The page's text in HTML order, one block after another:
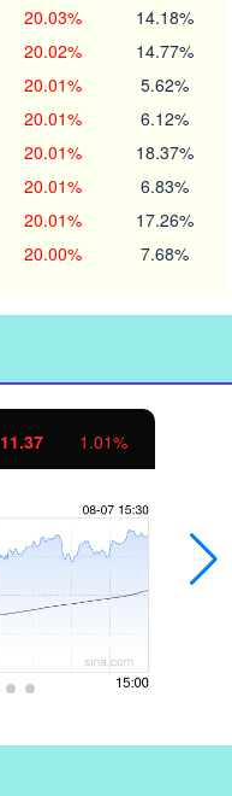
20.03% 14.18%
20.02% 14.77%
20.01% 5.62%
20.01% 6.12%
20.01% 18.37%
20.01% 6.83%
20.01% 17.26%
20.00% 7.68%
11.37 1.01%